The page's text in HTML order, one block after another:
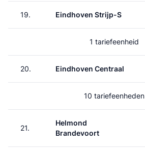
19. Eindhoven Strijp-S
1 tariefeenheid
20. Eindhoven Centraal
10 tariefeenheden
21.
Helmond
Brandevoort